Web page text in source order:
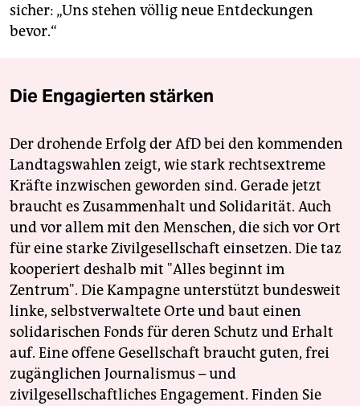
sicher: „Uns stehen völlig neue Entdeckungen
bevor.“
Die Engagierten stärken
Der drohende Erfolg der AfD bei den kommenden
Landtagswahlen zeigt, wie stark rechtsextreme
Kräfte inzwischen geworden sind. Gerade jetzt
braucht es Zusammenhalt und Solidarität. Auch
und vor allem mit den Menschen, die sich vor Ort
für eine starke Zivilgesellschaft einsetzen. Die taz
kooperiert deshalb mit "Alles beginnt im
Zentrum". Die Kampagne unterstützt bundesweit
linke, selbstverwaltete Orte und baut einen
solidarischen Fonds für deren Schutz und Erhalt
auf. Eine offene Gesellschaft braucht guten, frei
zugänglichen Journalismus – und
zivilgesellschaftliches Engagement. Finden Sie